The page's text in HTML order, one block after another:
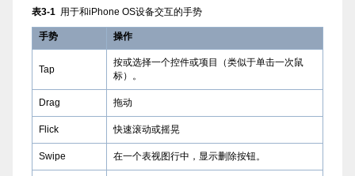
表3-1 用于和iPhone OS设备交互的手势
手势 操作
Tap
按或选择一个控件或项目（类似于单击一次鼠
标）。
Drag 拖动
Flick 快速滚动或摇晃
Swipe 在一个表视图行中，显示删除按钮。